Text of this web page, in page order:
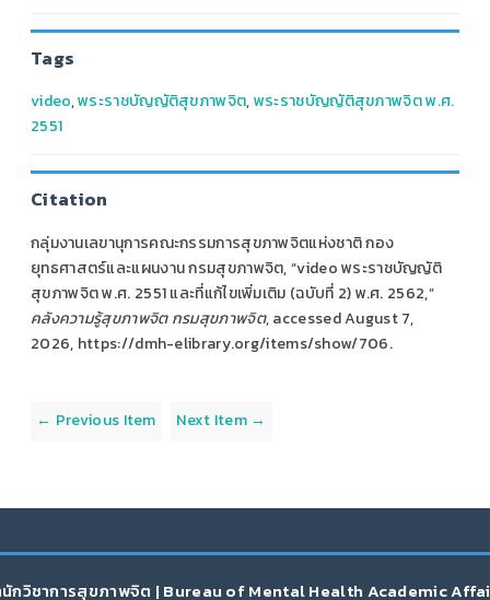
Tags
video,พระราชบัญญัติสุขภาพจิต,พระราชบัญญัติสุขภาพจิต พ.ศ.
2551
Citation
กลุ่มงานเลขานุการคณะกรรมการสุขภาพจิตแห่งชาติ กอง
ยุทธศาสตร์และแผนงาน กรมสุขภาพจิต, “video พระราชบัญญัติ
สุขภาพจิต พ.ศ. 2551 และที่แก้ไขเพิ่มเติม (ฉบับที่ 2) พ.ศ. 2562,”
คลังความรู้สุขภาพจิต กรมสุขภาพจิต, accessed August 7,
2026, https://dmh-elibrary.org/items/show/706.
← Previous Item Next Item →
กวิชาการสุขภาพจิต | Bureau of Mental Health Academic